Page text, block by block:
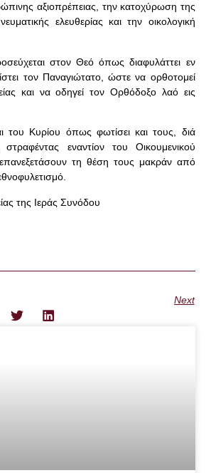
αξιοπρέπειας, την κατοχύρωση της
ελευθερίας και την οικολογική
στον Θεό όπως διαφυλάττει εν
τον Παναγιώτατο, ώστε να ορθοτομεί
και να οδηγεί τον Ορθόδοξο λαό εις
του Κυρίου όπως φωτίσει και τους, διά
εναντίον του Οικουμενικού
τη θέση τους μακράν από
της Ιεράς Συνόδου
Next